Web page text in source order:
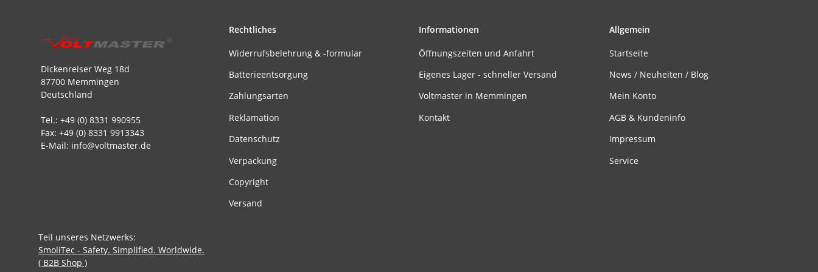
Dickenreiser Weg 18d
87700 Memmingen
Deutschland
Tel.: +49 (0) 8331 990955
Fax: +49 (0) 8331 9913343
E-Mail: info@voltmaster.de
Rechtliches
Widerrufsbelehrung & -formular
Batterieentsorgung
Zahlungsarten
Reklamation
Datenschutz
Verpackung
Copyright
Versand
Informationen
Öffnungszeiten und Anfahrt
Eigenes Lager - schneller Versand
Voltmaster in Memmingen
Kontakt
Allgemein
Startseite
News / Neuheiten / Blog
Mein Konto
AGB & Kundeninfo
Impressum
Service
Teil unseres Netzwerks:
SmoliTec - Safety. Simplified. Worldwide.
( B2B Shop )